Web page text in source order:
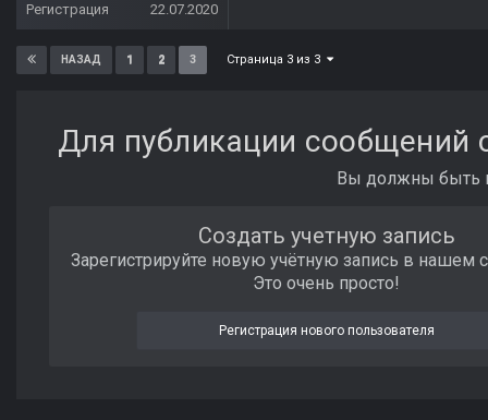
Регистрация
22.07.2020
НАЗАД 1 2 3 Страница 3 из 3
Для публикации сообщений
Вы должны быть
Создать учетную запись
Зарегистрируйте новую учётную запись в нашем
Это очень просто!
Регистрация нового пользователя